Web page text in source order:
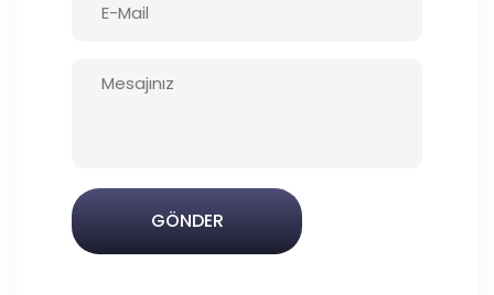
GÖNDER